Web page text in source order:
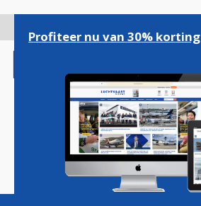
gaan
Magazine Podcasts
Profiteer nu van 30% korting